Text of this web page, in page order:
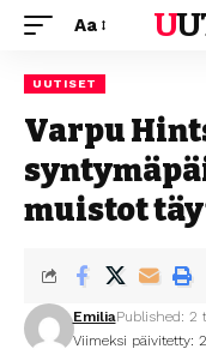
Aa
UUTISET
Varpu
muistot
Viimeksi päivitetty:
EmiliaPublished: 2